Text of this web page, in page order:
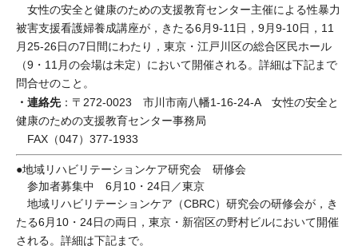
女性の安全と健康のための支援教育センター主催による性暴力
被害支援看護婦養成講座が，きたる6月9-11日，9月9-10日，11
月25-26日の7日間にわたり，東京・江戸川区の総合区民ホール
（9・11月の会場は未定）において開催される。詳細は下記まで
問合せのこと。
・連絡先：〒272-0023 市川市南八幡1-16-24-A 女性の安全と
健康のための支援教育センター事務局
FAX（047）377-1933
●地域リハビリテーションケア研究会 研修会
参加者募集中 6月10・24日／東京
地域リハビリテーションケア（CBRC）研究会の研修会が，き
たる6月10・24日の両日，東京・新宿区の野村ビルにおいて開催
される。詳細は下記まで。